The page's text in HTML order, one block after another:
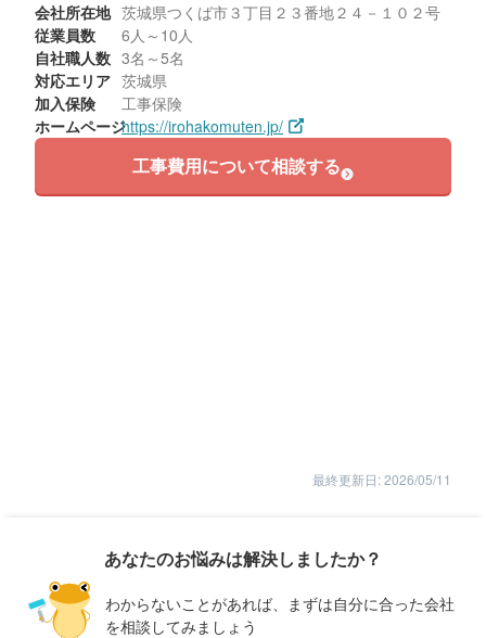
会社所在地 茨城県つくば市３丁目２３番地２４－１０２号
従業員数
6人～10人
自社職人数 3名～5名
対応エリア 茨城県
加入保険
工事保険
ホームページhttps://irohakomuten.jp/
工事費用について相談する
最終更新日: 2026/05/11
あなたのお悩みは解決しましたか？
わからないことがあれば、まずは自分に合った会社
を相談してみましょう